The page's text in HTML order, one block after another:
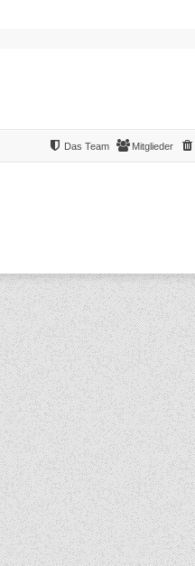
Mitglieder
Das Team